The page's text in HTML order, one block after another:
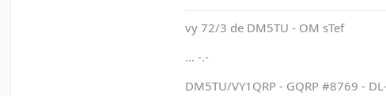
vy 72/3 de DM5TU - OM sTef
... -.-
DM5TU/VY1QRP - GQRP #8769 -